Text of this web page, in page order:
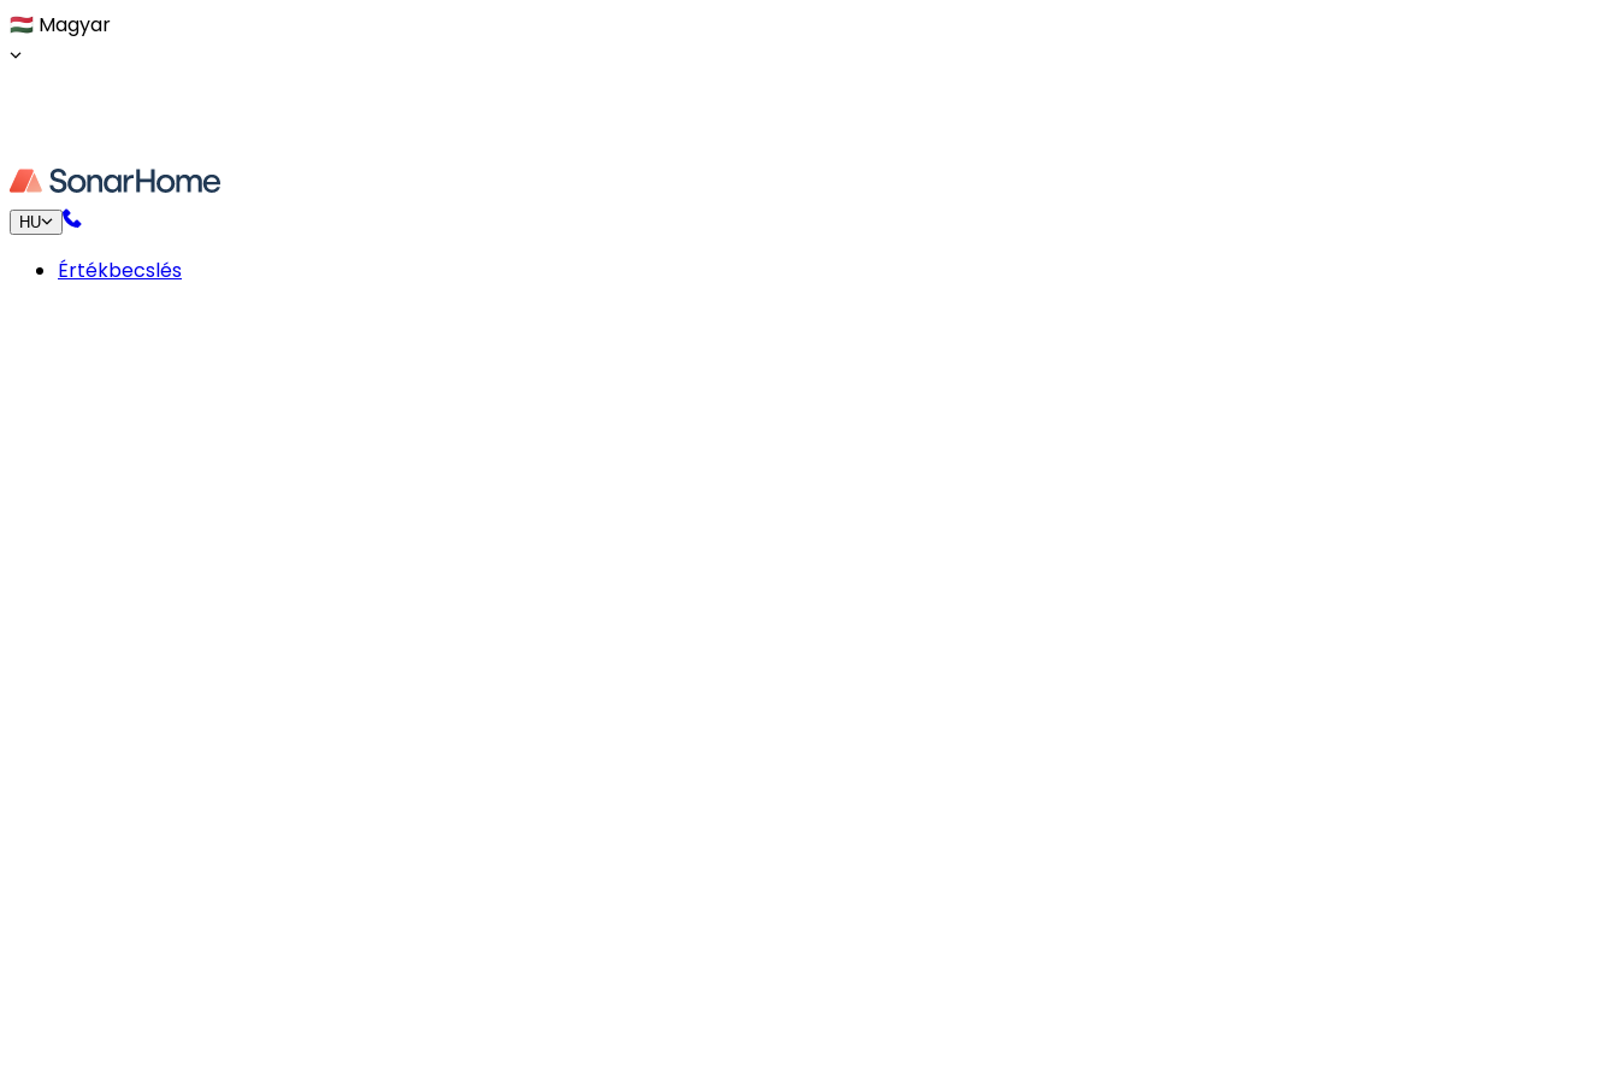
🇭🇺 Magyar
HU
Értékbecslés